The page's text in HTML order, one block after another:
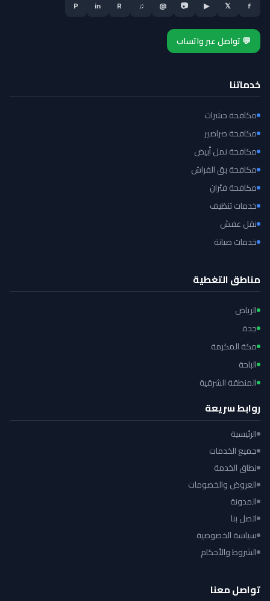
f
𝕏
▶
📷
@
♫
R
in
P
💬 تواصل عبر واتساب
خدماتنا
مكافحة حشرات
مكافحة صراصير
مكافحة نمل أبيض
مكافحة بق الفراش
مكافحة فئران
خدمات تنظيف
نقل عفش
خدمات صيانة
مناطق التغطية
الرياض
جدة
مكة المكرمة
الباحة
المنطقة الشرقية
روابط سريعة
الرئيسية
جميع الخدمات
نطاق الخدمة
العروض والخصومات
المدونة
اتصل بنا
سياسة الخصوصية
الشروط والأحكام
تواصل معنا